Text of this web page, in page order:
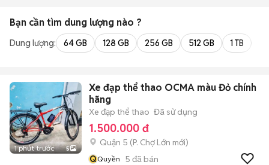
Bạn cần tìm dung lượng nào ?
Dung lượng: 64 GB 128 GB 256 GB 512 GB 1 TB
1 phút trước 5
Xe đạp thể thao OCMA màu Đỏ chính
hãng
Xe đạp thể thao Đã sử dụng
1.500.000 đ
Quận 5 (P. Chợ Lớn mới)
QQuyền 5 đã bán